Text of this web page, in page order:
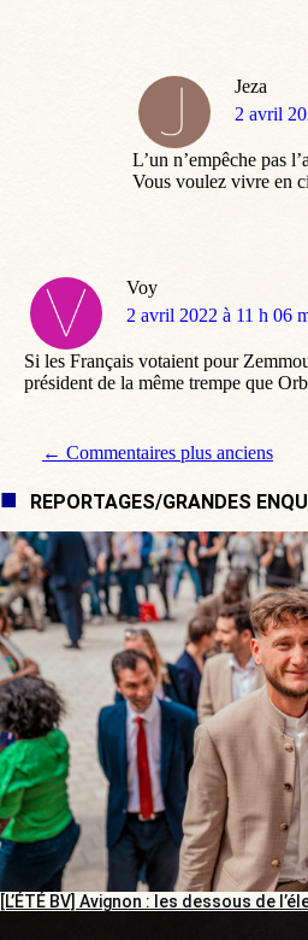
Jeza
dit
2 avril
L’un n’empêche pas
Vous voulez vivre en
Voy
dit
2 avril 2022 à 11 h 06
Si les Français votaient pour
président de la même trempe que
Navigation de
← Commentaires plus anciens
REPORTAGES/GRANDES
[L’ÉTÉ BV] Avignon : les dessous de